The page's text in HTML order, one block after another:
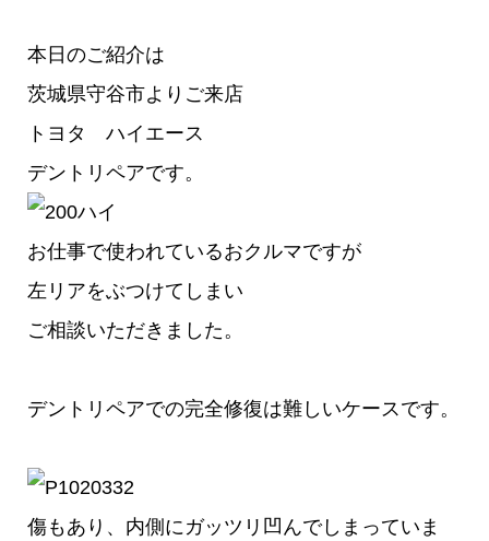
本日のご紹介は
茨城県守谷市よりご来店
トヨタ ハイエース
デントリペアです。
お仕事で使われているおクルマですが
左リアをぶつけてしまい
ご相談いただきました。
デントリペアでの完全修復は難しいケースです。
傷もあり、内側にガッツリ凹んでしまっていま